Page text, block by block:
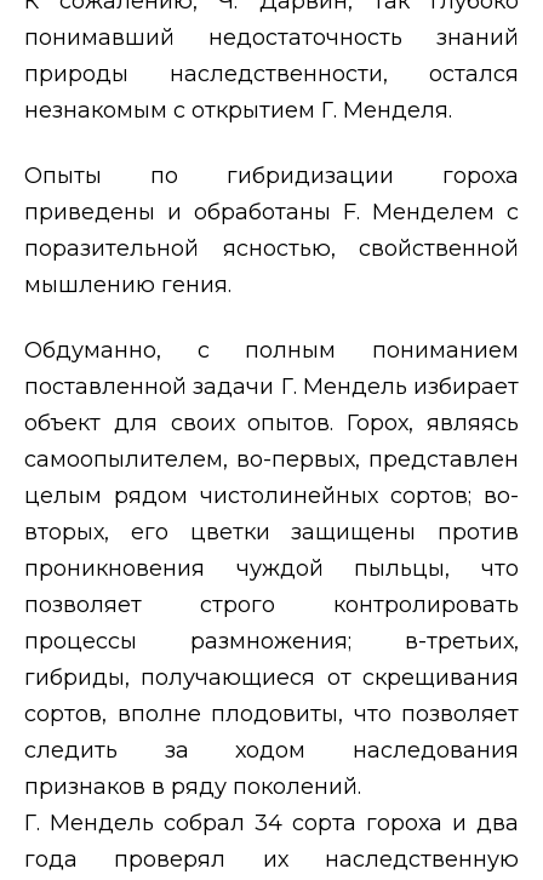
понимавший недостаточность знаний
природы наследственности, остался
незнакомым с открытием Г. Менделя.
Опыты по гибридизации гороха
приведены и обработаны F. Менделем с
поразительной ясностью, свойственной
мышлению гения.
Обдуманно, с полным пониманием
поставленной задачи Г. Мендель избирает
объект для своих опытов. Горох, являясь
самоопылителем, во-первых, представлен
целым рядом чистолинейных сортов; во-
вторых, его цветки защищены против
проникновения чуждой пыльцы, что
позволяет строго контролировать
процессы размножения; в-третьих,
гибриды, получающиеся от скрещивания
сортов, вполне плодовиты, что позволяет
следить за ходом наследования
признаков в ряду поколений.
Г. Мендель собрал 34 сорта гороха и два
года проверял их наследственную